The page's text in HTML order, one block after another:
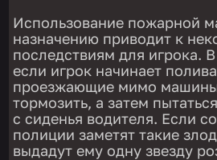
Использование пожарной
назначению приводит к
последствиям для игрока.
если игрок начинает
проезжающие мимо
тормозить, а затем
с сиденья водителя. Если
полиции заметят такие
выдадут ему одну звезду